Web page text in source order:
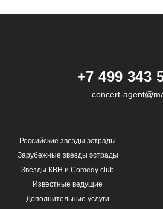
+7 499 343
concert-
Российские звезды эстрады
Зарубежные звезды эстрады
Звёзды КВН и Comedy club
Известные ведущие
Дополнительные услуги